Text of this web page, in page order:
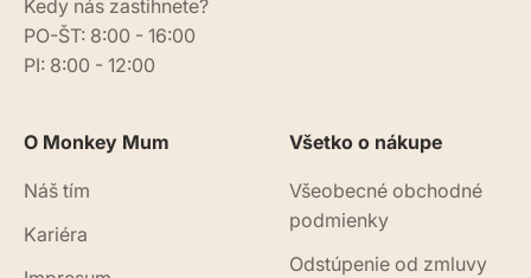
Kedy nás zastihnete?
PO-ŠT: 8:00 - 16:00
PI: 8:00 - 12:00
O Monkey Mum
Náš tím
Kariéra
Všetko o nákupe
Všeobecné obchodné
podmienky
Odstúpenie od zmluvy